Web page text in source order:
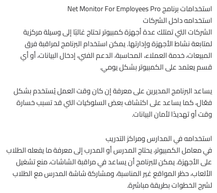
استخدامات برنامج Net Monitor For Employees Pro
استخدامه داخل الشركات
الشركات التي تمتلك عدة أجهزة كمبيوتر تحتاج غالبًا إلى وسيلة مركزية
لمتابعة نشاط الأجهزة وإدارتها. يمكن استخدام البرنامج لمراقبة فرق
المبيعات، خدمة العملاء، المحاسبة، الدعم الفني، إدخال البيانات، أو أي
قسم يعتمد على الكمبيوتر بشكل يومي.
يساعد البرنامج المديرين على معرفة إن كان وقت العمل يُستخدم بشكل
فعّال، كما يساعد على اكتشاف بعض السلوكيات التي قد تسبب خسارة
وقت أو تهديدًا لأمان البيانات.
استخدامه في المدارس ومراكز التدريب
في معامل الكمبيوتر، يحتاج المدرس أو المدرب إلى معرفة ما يفعله الطلاب
على الأجهزة. يمكن للبرنامج أن يساعد في مراقبة الشاشات، منع تشغيل
الألعاب، حظر المواقع غير المناسبة، ومشاركة شاشة المدرس مع الطلاب
لشرح الخطوات بطريقة مباشرة.